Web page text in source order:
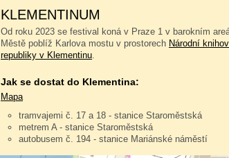
KLEMENTINUM
Od roku 2023 se festival koná v Praze 1 v barokním
Městě poblíž Karlova mostu v prostorech Národní
republiky v Klementinu.
Jak se dostat do Klementina:
Mapa
tramvajemi č. 17 a 18 - stanice Staroměstská
metrem A - stanice Staroměstská
autobusem č. 194 - stanice Mariánské náměstí